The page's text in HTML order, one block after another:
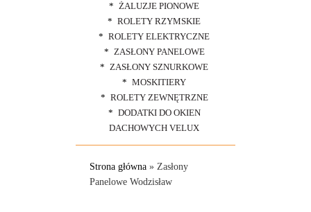
ŻALUZJE PIONOWE
ROLETY RZYMSKIE
ROLETY ELEKTRYCZNE
ZASŁONY PANELOWE
ZASŁONY SZNURKOWE
MOSKITIERY
ROLETY ZEWNĘTRZNE
DODATKI DO OKIEN
DACHOWYCH VELUX
Strona główna » Zasłony
Panelowe Wodzisław